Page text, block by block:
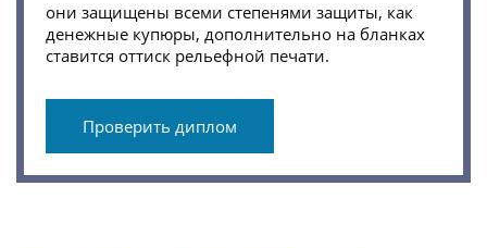
они защищены всеми степенями защиты, как
денежные купюры, дополнительно на бланках
ставится оттиск рельефной печати.
Проверить диплом